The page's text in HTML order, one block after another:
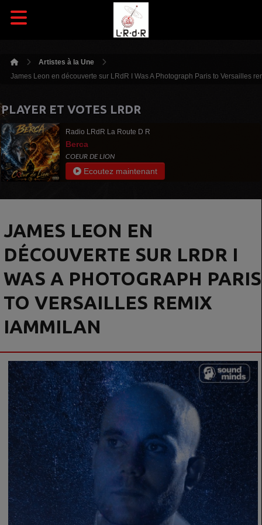
Artistes à la Une
James Leon en découverte sur LRdR I Was A Photograph Paris to Versailles
PLAYER ET VOTES LRDR
Radio LRdR La Route D R
Berca
COEUR DE LION
Ecoutez maintenant
JAMES LEON EN
DÉCOUVERTE SUR LRDR I
WAS A PHOTOGRAPH PARIS
TO VERSAILLES REMIX
IAMMILAN